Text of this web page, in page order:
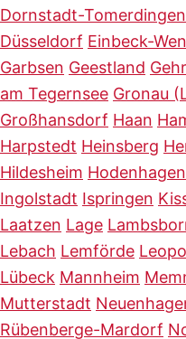
Dornstadt-Tomerdingen
Düsseldorf Einbeck-
Garbsen Geestland
am Tegernsee Gronau
Großhansdorf Haan
Harpstedt Heinsberg
Hildesheim Hodenhagen
Ingolstadt Ispringen
Laatzen Lage
Lebach Lemförde
Lübeck Mannheim
Mutterstadt
Rübenberge-Mardorf